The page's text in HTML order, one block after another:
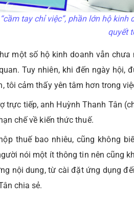
tay chỉ việc”, phần lớn hộ
quyết
một số hộ kinh doanh vẫn
Tuy nhiên, khi đến ngày
tôi cảm thấy yên tâm hơn trong
trực tiếp, anh Huỳnh Thanh Tân
chế về kiến thức thuế.
thuế bao nhiêu, cũng không
nói một ít thông tin nên cũng
nội dung, từ cài đặt ứng dụng
chia sẻ.